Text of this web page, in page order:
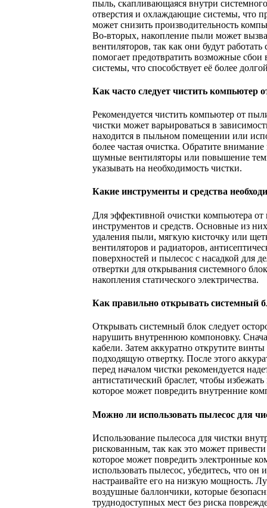
пыль, скапливающаяся внутри
отверстия и охлаждающие системы, что
может снизить производительность
Во-вторых, накопление пыли может
вентиляторов, так как они будут
помогает предотвратить возможные сбои
системы, что способствует её более
Как часто следует чистить компьютер
Рекомендуется чистить компьютер от
чистки может варьироваться в
находится в пыльном помещении или
более частая очистка. Обратите
шумные вентиляторы или повышение
указывать на необходимость чистки.
Какие инструменты и средства
Для эффективной очистки компьютера от
инструментов и средств. Основные из
удаления пыли, мягкую кисточку или
вентиляторов и радиаторов,
поверхностей и пылесос с насадкой для
отвертки для открывания системного
накопления статического электричества.
Как правильно открывать системный
Открывать системный блок следует
нарушить внутреннюю компоновку.
кабели. Затем аккуратно открутите
подходящую отвертку. После этого
перед началом чистки рекомендуется
антистатический браслет, чтобы
которое может повредить внутренние
Можно ли использовать пылесос для
Использование пылесоса для чистки
рискованным, так как это может
которое может повредить электронные
использовать пылесос, убедитесь, что он
настраивайте его на низкую мощность.
воздушные баллончики, которые
труднодоступных мест без риска